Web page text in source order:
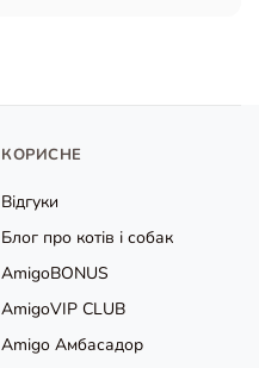
КОРИСНЕ
Відгуки
Блог про котів і собак
AmigoBONUS
AmigoVIP CLUB
Amigo Амбасадор